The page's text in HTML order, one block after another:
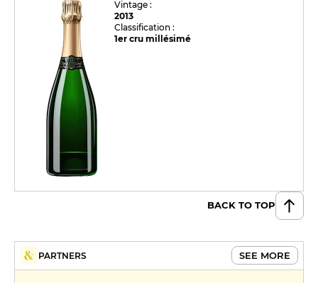
Vintage :
2013
Classification :
1er cru millésimé
BACK TO TOP
PARTNERS SEE MORE